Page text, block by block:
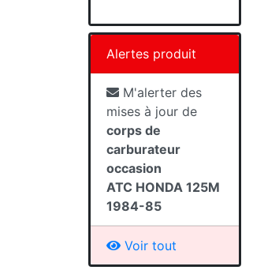
Alertes produit
M'alerter des
mises à jour de
corps de
carburateur
occasion
ATC HONDA 125M
1984-85
Voir tout